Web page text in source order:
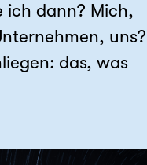
ich dann? Mich,
uns?
das, was